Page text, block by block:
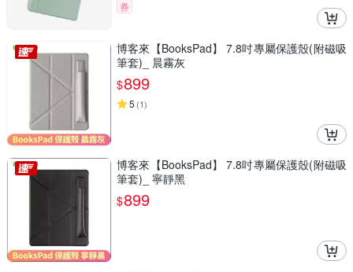
券
博客來【BooksPad】 7.8吋專屬保護殼(附磁吸
筆套)_ 晨霧灰
$899
5 (1)
博客來【BooksPad】 7.8吋專屬保護殼(附磁吸
筆套)_ 寧靜黑
$899